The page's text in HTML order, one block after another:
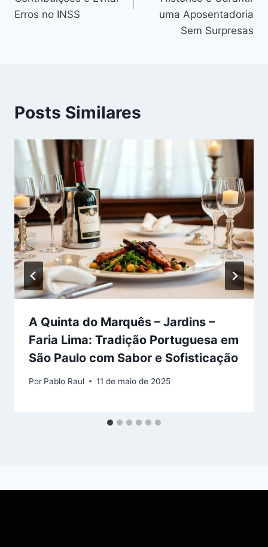
Erros no INSS
uma Aposentadoria
Sem Surpresas
Posts Similares
A Quinta do Marquês – Jardins –
Faria Lima: Tradição Portuguesa em
São Paulo com Sabor e Sofisticação
Por Pablo Raul 11 de maio de 2025